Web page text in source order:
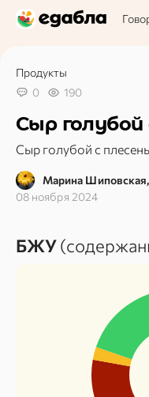
Продукты
0
190
Сыр голубой
Сыр голубой с
Марина Шиповская,
08 ноября 2024
БЖУ